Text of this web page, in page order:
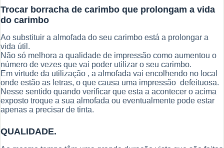
Trocar borracha de carimbo que prolongam a vida
do carimbo
Ao substituir a almofada do seu carimbo está a prolongar a
vida útil.
Não só melhora a qualidade de impressão como aumentou o
número de vezes que vai poder utilizar o seu carimbo.
Em virtude da utilização , a almofada vai encolhendo no local
onde estão as letras, o que causa uma impressão defeituosa.
Nesse sentido quando verificar que esta a acontecer o acima
exposto troque a sua almofada ou eventualmente pode estar
apenas a precisar de tinta.
QUALIDADE.